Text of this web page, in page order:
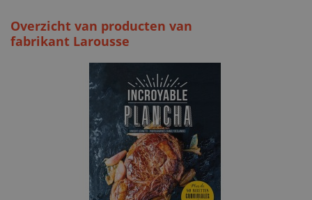
Overzicht van producten van
fabrikant Larousse